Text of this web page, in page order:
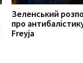
Зеленський
про
Freyja